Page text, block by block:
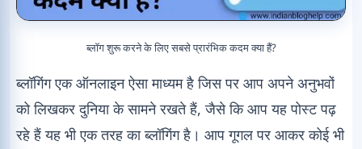
ब्लॉग शुरू करने के लिए सबसे प्रारंभिक कदम क्या हैं?
ब्लॉगिंग एक ऑनलाइन ऐसा माध्यम है जिस पर आप अपने अनुभवों
को लिखकर दुनिया के सामने रखते हैं, जैसे कि आप यह पोस्ट पढ़
रहे हैं यह भी एक तरह का ब्लॉगिंग है। आप गूगल पर आकर कोई भी